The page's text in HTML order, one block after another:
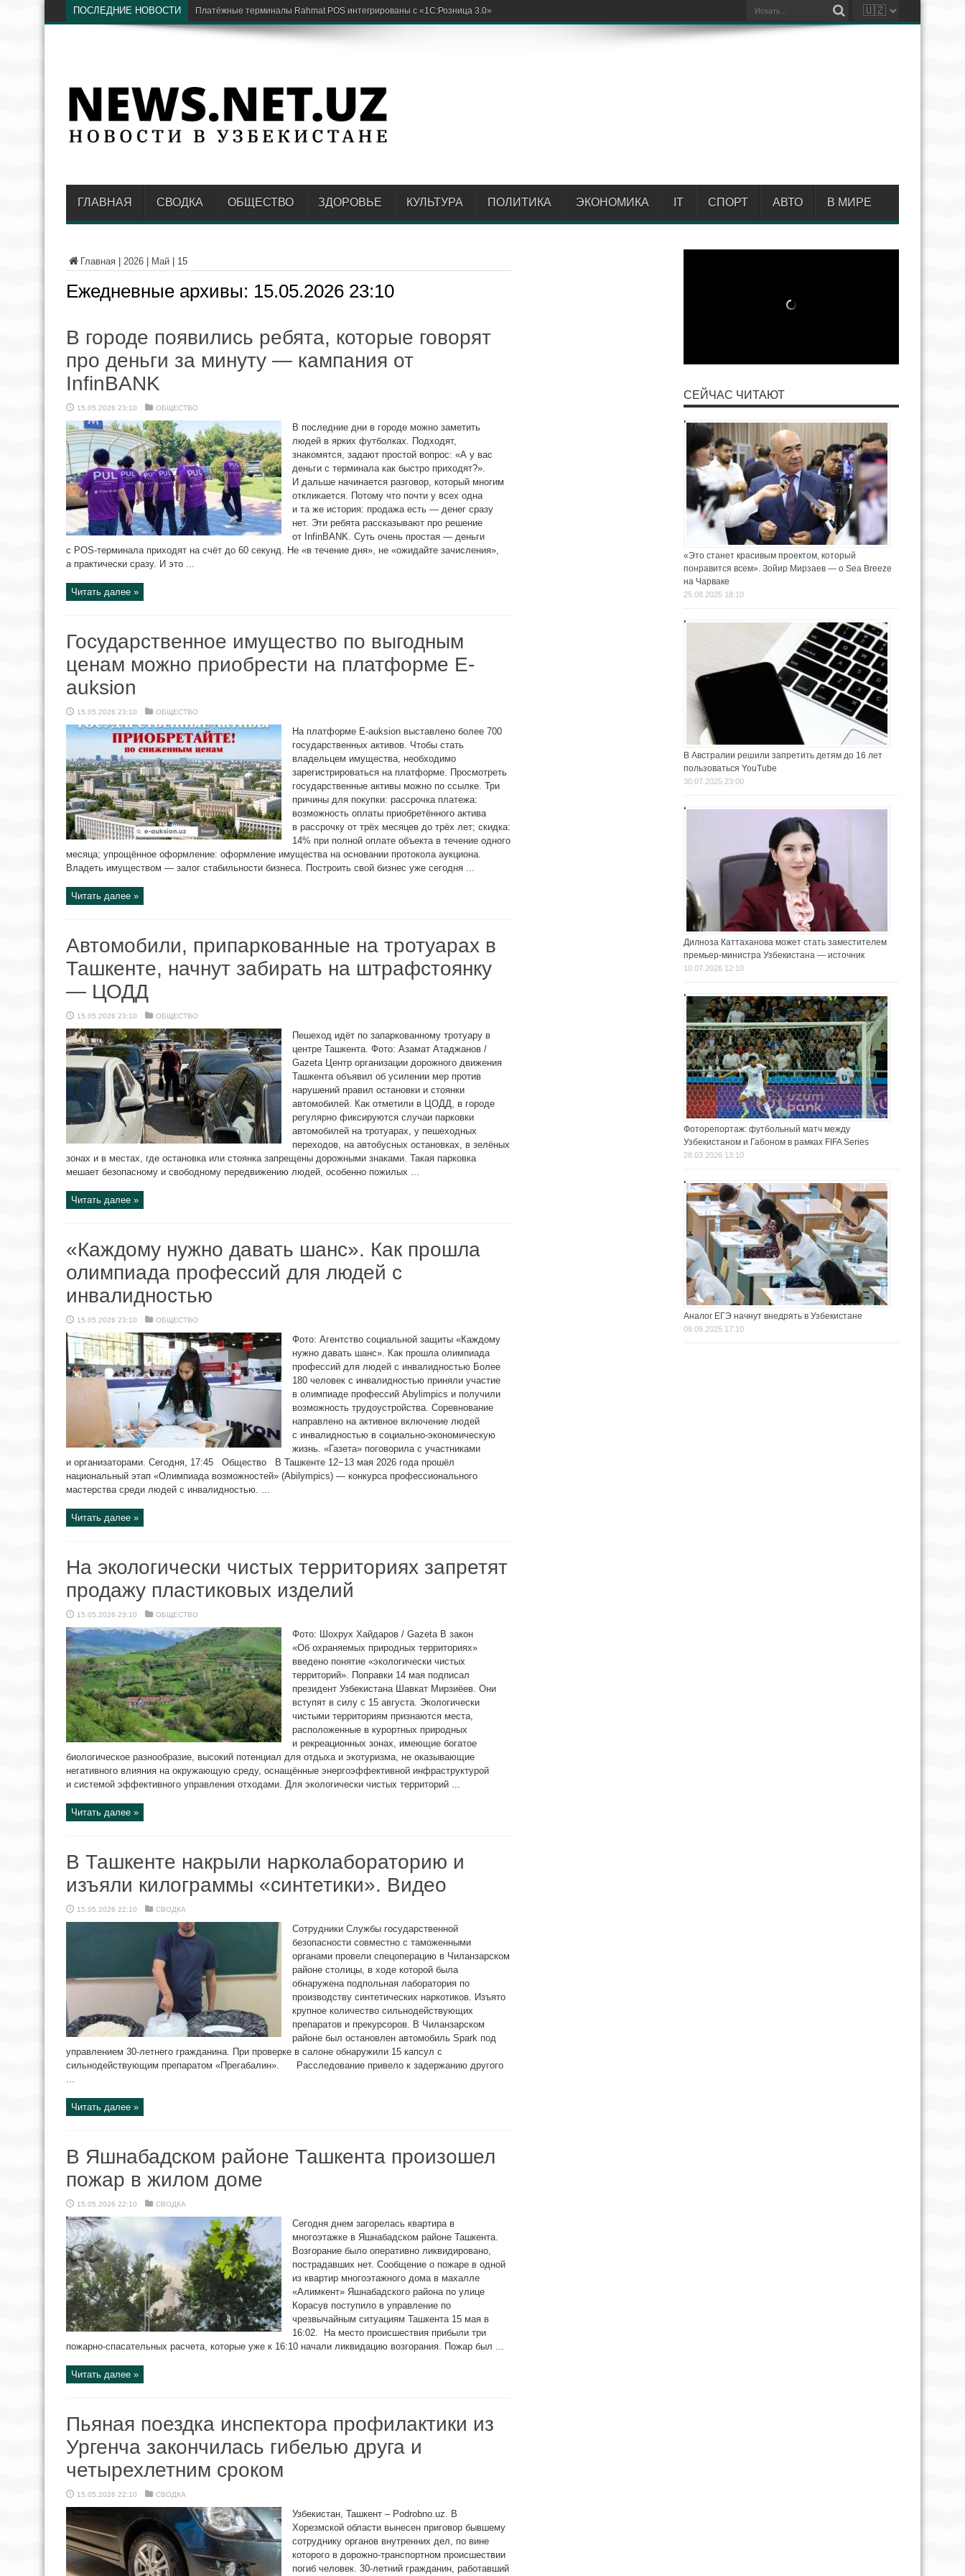
ПОСЛЕДНИЕ НОВОСТИ В Национальном парке в Т
ГЛАВНАЯ СВОДКА ОБЩЕСТВО ЗДОРОВЬЕ КУЛЬТУРА ПОЛИТИКА ЭКОНОМИКА IT СПОРТ АВТО В МИРЕ
Главная 2026 Май 15
Ежедневные архивы: 15.05.2026 23:10
В городе появились ребята, которые говорят
про деньги за минуту — кампания от
InfinBANK
15.05.2026 23:10 ОБЩЕСТВО
В последние дни в городе можно заметить
людей в ярких футболках. Подходят,
знакомятся, задают простой вопрос: «А у вас
деньги с терминала как быстро приходят?».
И дальше начинается разговор, который многим
откликается. Потому что почти у всех одна
и та же история: продажа есть — денег сразу
нет. Эти ребята рассказывают про решение
от InfinBANK. Суть очень простая — деньги
с POS-терминала приходят на счёт до 60 секунд. Не «в течение дня», не «ожидайте зачисления»,
а практически сразу. И это ...
Читать далее »
Государственное имущество по выгодным
ценам можно приобрести на платформе E-
auksion
15.05.2026 23:10 ОБЩЕСТВО
На платформе E-auksion выставлено более 700
государственных активов. Чтобы стать
владельцем имущества, необходимо
зарегистрироваться на платформе. Просмотреть
государственные активы можно по ссылке. Три
причины для покупки: рассрочка платежа:
возможность оплаты приобретённого актива
в рассрочку от трёх месяцев до трёх лет; скидка:
14% при полной оплате объекта в течение одного
месяца; упрощённое оформление: оформление имущества на основании протокола аукциона.
Владеть имуществом — залог стабильности бизнеса. Построить свой бизнес уже сегодня ...
Читать далее »
Автомобили, припаркованные на тротуарах в
Ташкенте, начнут забирать на штрафстоянку
— ЦОДД
15.05.2026 23:10 ОБЩЕСТВО
Пешеход идёт по запаркованному тротуару в
центре Ташкента. Фото: Азамат Атаджанов /
Gazeta Центр организации дорожного движения
Ташкента объявил об усилении мер против
нарушений правил остановки и стоянки
автомобилей. Как отметили в ЦОДД, в городе
регулярно фиксируются случаи парковки
автомобилей на тротуарах, у пешеходных
переходов, на автобусных остановках, в зелёных
зонах и в местах, где остановка или стоянка запрещены дорожными знаками. Такая парковка
мешает безопасному и свободному передвижению людей, особенно пожилых ...
Читать далее »
«Каждому нужно давать шанс». Как прошла
олимпиада профессий для людей с
инвалидностью
15.05.2026 23:10 ОБЩЕСТВО
Фото: Агентство социальной защиты «Каждому
нужно давать шанс». Как прошла олимпиада
профессий для людей с инвалидностью Более
180 человек с инвалидностью приняли участие
в олимпиаде профессий Abylimpics и получили
возможность трудоустройства. Соревнование
направлено на активное включение людей
с инвалидностью в социально-экономическую
жизнь. «Газета» поговорила с участниками
и организаторами. Сегодня, 17:45 Общество В Ташкенте 12−13 мая 2026 года прошёл
национальный этап «Олимпиада возможностей» (Abilympics) — конкурса профессионального
мастерства среди людей с инвалидностью. ...
Читать далее »
На экологически чистых территориях запретят
продажу пластиковых изделий
15.05.2026 23:10 ОБЩЕСТВО
Фото: Шохрух Хайдаров / Gazeta В закон
«Об охраняемых природных территориях»
введено понятие «экологически чистых
территорий». Поправки 14 мая подписал
президент Узбекистана Шавкат Мирзиёев. Они
вступят в силу с 15 августа. Экологически
чистыми территориям признаются места,
расположенные в курортных природных
и рекреационных зонах, имеющие богатое
биологическое разнообразие, высокий потенциал для отдыха и экотуризма, не оказывающие
негативного влияния на окружающую среду, оснащённые энергоэффективной инфраструктурой
и системой эффективного управления отходами. Для экологически чистых территорий ...
Читать далее »
В Ташкенте накрыли нарколабораторию и
изъяли килограммы «синтетики». Видео
15.05.2026 22:10 СВОДКА
Сотрудники Службы государственной
безопасности совместно с таможенными
органами провели спецоперацию в Чиланзарском
районе столицы, в ходе которой была
обнаружена подпольная лаборатория по
производству синтетических наркотиков. Изъято
крупное количество сильнодействующих
препаратов и прекурсоров. В Чиланзарском
районе был остановлен автомобиль Spark под
управлением 30-летнего гражданина. При проверке в салоне обнаружили 15 капсул с
сильнодействующим препаратом «Прегабалин». Расследование привело к задержанию другого
Читать далее »
В Яшнабадском районе Ташкента произошел
пожар в жилом доме
15.05.2026 22:10 СВОДКА
Сегодня днем загорелась квартира в
многоэтажке в Яшнабадском районе Ташкента.
Возгорание было оперативно ликвидировано,
пострадавших нет. Сообщение о пожаре в одной
из квартир многоэтажного дома в махалле
«Алимкент» Яшнабадского района по улице
Корасув поступило в управление по
чрезвычайным ситуациям Ташкента 15 мая в
16:02. На место происшествия прибыли три
пожарно-спасательных расчета, которые уже к 16:10 начали ликвидацию возгорания. Пожар был ...
Читать далее »
Пьяная поездка инспектора профилактики из
Ургенча закончилась гибелью друга и
четырехлетним сроком
15.05.2026 22:10 СВОДКА
Узбекистан, Ташкент – Podrobno.uz. В
Хорезмской области вынесен приговор бывшему
сотруднику органов внутренних дел, по вине
которого в дорожно-транспортном происшествии
погиб человек. 30-летний гражданин, работавший
СЕЙЧАС ЧИТАЮТ
«Это станет красивым проектом, который
понравится всем». Зойир Мирзаев — о Sea Breeze
на Чарваке
25.08.2025 18:10
В Австралии решили запретить детям до 16 лет
пользоваться YouTube
30.07.2025 23:00
Дилноза Каттаханова может стать заместителем
премьер-министра Узбекистана — источник
10.07.2026 12:10
Фоторепортаж: футбольный матч между
Узбекистаном и Габоном в рамках FIFA Series
28.03.2026 13:10
Аналог ЕГЭ начнут внедрять в Узбекистане
09.09.2025 17:10